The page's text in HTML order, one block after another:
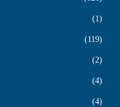
1
119
2
4
4